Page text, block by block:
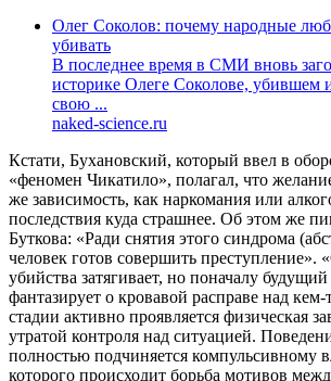
Олег Соколов: почему народные
убивать
В последнее время в СМИ вновь
историке Олеге Соколове, убившем
свою ...
naked-science.ru
Кстати, Бухановский, который ввел в
«феномен Чикатило», полагал, что
же зависимость, как наркомания или
последствия куда страшнее. Об этом же
Буткова: «Ради снятия этого синдрома
человек готов совершить преступление».
убийства затягивает, но поначалу
фантазирует о кровавой расправе над
стадии активно проявляется физическая
утратой контроля над ситуацией.
полностью подчиняется компульсивному
которого происходит борьба мотивов